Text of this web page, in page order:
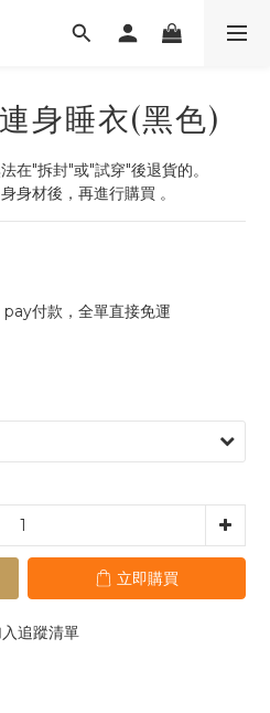
身睡衣(黑色)
在"拆封"或"試穿"後退貨的。
身材後，再進行購買 。
付款，全單直接免運
立即購買
追蹤清單